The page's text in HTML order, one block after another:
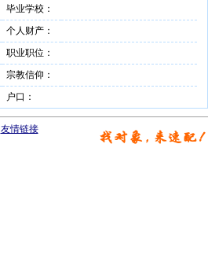
毕业学校：
个人财产：
职业职位：
宗教信仰：
户口：
友情链接